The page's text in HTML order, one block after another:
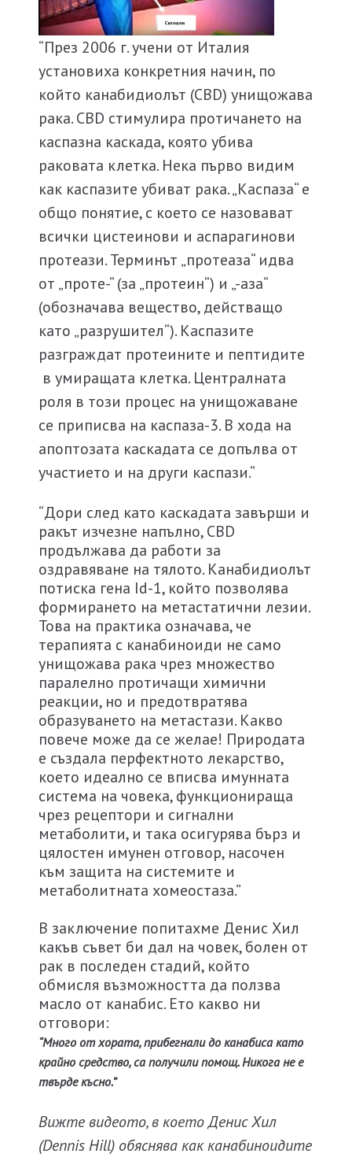
“През 2006 г. учени от Италия
установиха конкретния начин, по
който канабидиолът (CBD) унищожава
рака. CBD стимулира протичането на
каспазна каскада, която убива
раковата клетка. Нека първо видим
как каспазите убиват рака. „Каспаза“ е
общо понятие, с което се назовават
всички цистеинови и аспарагинови
протеази. Терминът „протеаза“ идва
от „проте-“ (за „протеин“) и „-аза“
(обозначава вещество, действащо
като „разрушител“). Каспазите
разграждат протеините и пептидите
в умиращата клетка. Централната
роля в този процес на унищожаване
се приписва на каспаза-3. В хода на
апоптозата каскадата се допълва от
участието и на други каспази.“
“Дори след като каскадата завърши и
ракът изчезне напълно, CBD
продължава да работи за
оздравяване на тялото. Канабидиолът
потиска гена Id-1, който позволява
формирането на метастатични лезии.
Това на практика означава, че
терапията с канабиноиди не само
унищожава рака чрез множество
паралелно протичащи химични
реакции, но и предотвратява
образуването на метастази. Какво
повече може да се желае! Природата
е създала перфектното лекарство,
което идеално се вписва имунната
система на човека, функционираща
чрез рецептори и сигнални
метаболити, и така осигурява бърз и
цялостен имунен отговор, насочен
към защита на системите и
метаболитната хомеостаза.”
В заключение попитахме Денис Хил
какъв съвет би дал на човек, болен от
рак в последен стадий, който
обмисля възможността да ползва
масло от канабис. Ето какво ни
отговори:
“Много от хората, прибегнали до канабиса като
крайно средство, са получили помощ. Никога не е
твърде късно.”
Вижте видеото, в което Денис Хил
(Dennis Hill) обяснява как канабиноидите